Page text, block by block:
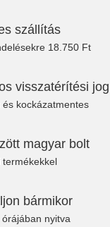
szállítás
18.750 Ft
visszatérítési jog
és kockázatmentes
magyar bolt
termékekkel
bármikor
nyitva